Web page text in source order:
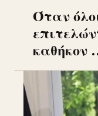
Όταν
καθήκον